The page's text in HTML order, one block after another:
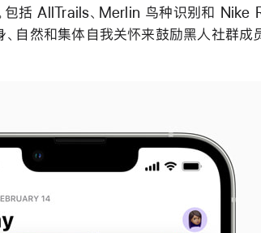
包括 AllTrails、Merlin 鸟种识别和 Nike
自然和集体自我关怀来鼓励黑人社群成